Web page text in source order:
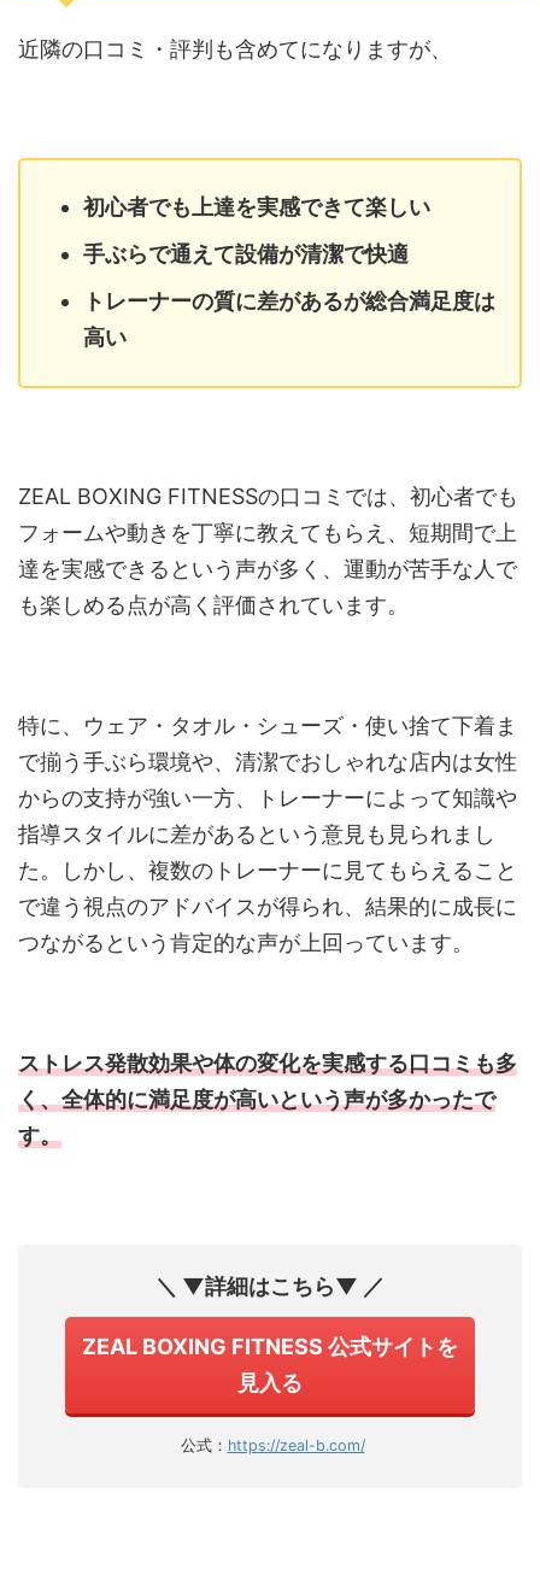
近隣の口コミ・評判も含めてになりますが、
初心者でも上達を実感できて楽しい
手ぶらで通えて設備が清潔で快適
トレーナーの質に差があるが総合満足度は
高い
ZEAL BOXING FITNESSの口コミでは、初心者でも
フォームや動きを丁寧に教えてもらえ、短期間で上
達を実感できるという声が多く、運動が苦手な人で
も楽しめる点が高く評価されています。
特に、ウェア・タオル・シューズ・使い捨て下着ま
で揃う手ぶら環境や、清潔でおしゃれな店内は女性
からの支持が強い一方、トレーナーによって知識や
指導スタイルに差があるという意見も見られまし
た。しかし、複数のトレーナーに見てもらえること
で違う視点のアドバイスが得られ、結果的に成長に
つながるという肯定的な声が上回っています。
ストレス発散効果や体の変化を実感する口コミも多
く、全体的に満足度が高いという声が多かったで
す。
＼ ▼詳細はこちら▼ ／
ZEAL BOXING FITNESS 公式サイトを
見入る
公式： https://zeal-b.com/